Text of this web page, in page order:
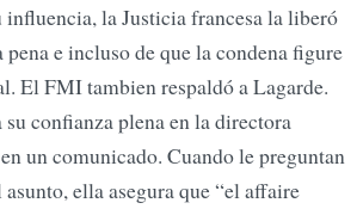
influencia, la Justicia francesa la liberó
e incluso de que la condena figure
El FMI tambien respaldó a Lagarde.
confianza plena en la directora
un comunicado. Cuando le preguntan
ella asegura que “el affaire